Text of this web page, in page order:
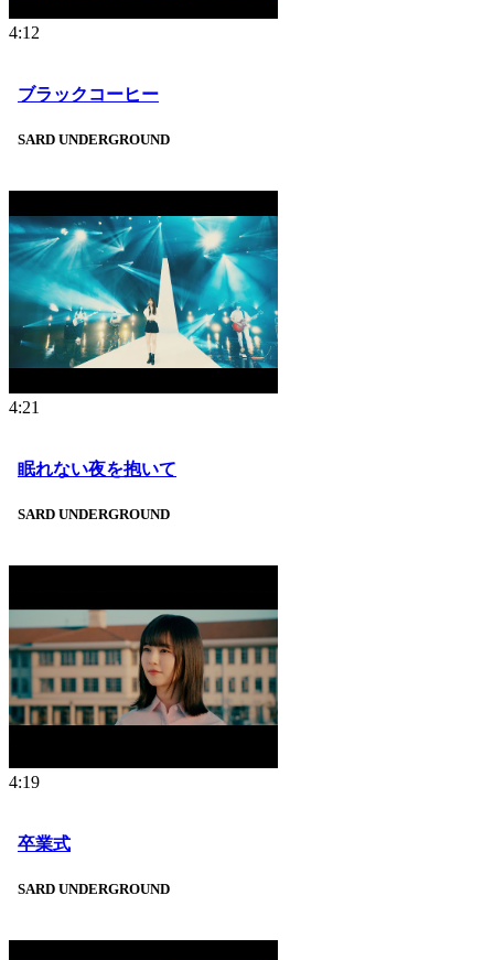
4:12
ブラックコーヒー
SARD UNDERGROUND
4:21
眠れない夜を抱いて
SARD UNDERGROUND
4:19
卒業式
SARD UNDERGROUND